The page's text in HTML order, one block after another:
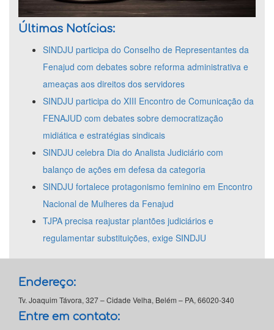
Últimas Notícias:
SINDJU participa do Conselho de Representantes da
Fenajud com debates sobre reforma administrativa e
ameaças aos direitos dos servidores
SINDJU participa do XIII Encontro de Comunicação da
FENAJUD com debates sobre democratização
midiática e estratégias sindicais
SINDJU celebra Dia do Analista Judiciário com
balanço de ações em defesa da categoria
SINDJU fortalece protagonismo feminino em Encontro
Nacional de Mulheres da Fenajud
TJPA precisa reajustar plantões judiciários e
regulamentar substituições, exige SINDJU
Endereço:
Tv. Joaquim Távora, 327 – Cidade Velha, Belém – PA, 66020-340
Entre em contato: